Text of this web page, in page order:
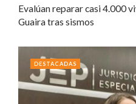
Evalúan reparar casi 4.000
Guaira tras sismos
DESTACADAS